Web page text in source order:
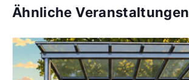
Ähnliche Veranstaltungen